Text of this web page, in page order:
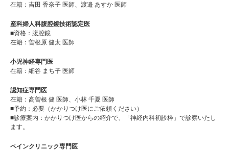
在籍：吉田 香奈子 医師、渡邉 あすか 医師
産科婦人科腹腔鏡技術認定医
■資格：腹腔鏡
在籍：曽根原 健太 医師
小児神経専門医
在籍：細谷 まち子 医師
認知症専門医
在籍：高曽根 健 医師、小林 千夏 医師
■予約：必要（かかりつけ医にご依頼ください）
■診療案内：かかりつけ医からの紹介で、「神経内科初診枠」で診察いたし
ます。
ペインクリニック専門医